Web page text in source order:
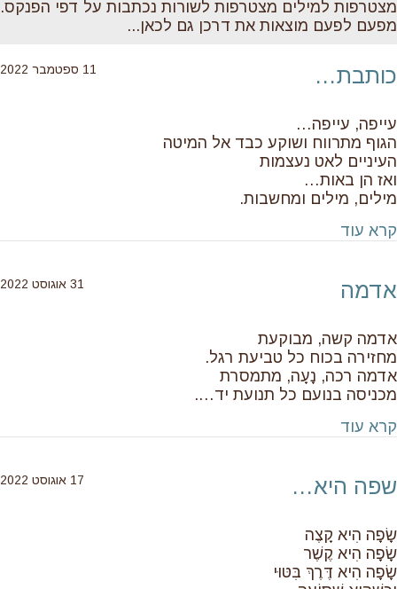
מצטרפות למילים מצטרפות לשורות נכתבות על דפי הפנקס.
מפעם לפעם מוצאות את דרכן גם לכאן...
כותבת… 11 ספטמבר 2022
עייפה, עייפה…
הגוף מתרווח ושוקע כבד אל המיטה
העיניים לאט נעצמות
ואז הן באות…
מילים, מילים ומחשבות.
קרא עוד
אדמה 31 אוגוסט 2022
אדמה קשה, מבוקעת
מחזירה בכוח כל טביעת רגל.
אדמה רכה, נָעָה, מתמסרת
מכניסה בנועם כל תנועת יד….
קרא עוד
שפה היא… 17 אוגוסט 2022
שָׂפָה הִיא קָצֶה
שָׂפָה הִיא קֶשֶׁר
שָׂפָה הִיא דֶּרֶךְ בִּטּוּי